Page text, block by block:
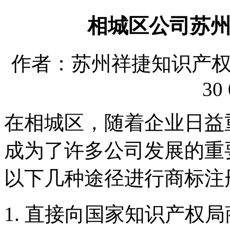
相城区公司苏
作者：苏州祥捷知识产
30
在相城区，随着企业日
成为了许多公司发展的
以下几种途径进行商标注
1. 直接向国家知识产权